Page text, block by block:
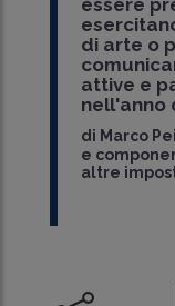
di arte o
attive e
nell'anno
di Marco
e
altre